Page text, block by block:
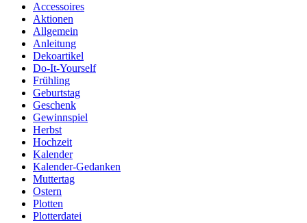
Accessoires
Aktionen
Allgemein
Anleitung
Dekoartikel
Do-It-Yourself
Frühling
Geburtstag
Geschenk
Gewinnspiel
Herbst
Hochzeit
Kalender
Kalender-Gedanken
Muttertag
Ostern
Plotten
Plotterdatei